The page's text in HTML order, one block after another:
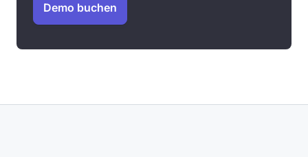
Demo buchen